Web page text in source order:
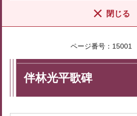
閉じる
ページ番号：15001
伴林光平歌碑